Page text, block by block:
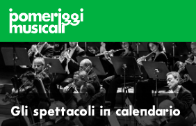
Gli spettacoli in calendario